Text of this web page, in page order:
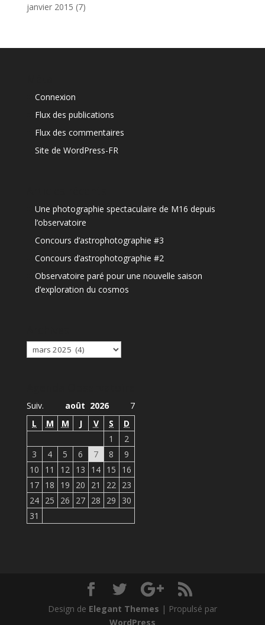
janvier 2015 (7)
Connexion
Flux des publications
Flux des commentaires
Site de WordPress-FR
Une photographie spectaculaire de M16 depuis
l’observatoire
Concours d’astrophotographie #3
Concours d’astrophotographie #2
Observatoire paré pour une nouvelle saison
d’exploration du cosmos
Archives
Suiv. 7
août 2026
L
M M J V S
D
1
2
3
4 5 6 7 8
9
10
11 12 13 14 15
16
17 18 19 20 21 22 23
24 25 26 27 28 29
30
31
Design de Elegant Themes | Propulsé par
WordPress